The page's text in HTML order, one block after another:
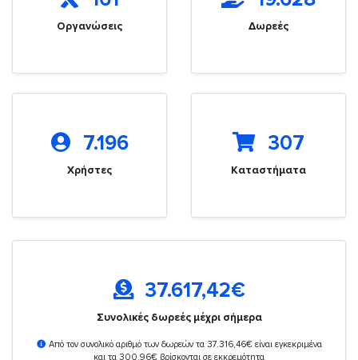
Οργανώσεις Δωρεές
7.196
Χρήστες
307
Καταστήματα
37.617,42€
Συνολικές δωρεές μέχρι σήμερα
Από τον συνολικό αριθμό των δωρεών τα 37.316,46€ είναι εγκεκριμένα
και τα 300,96€ βρίσκονται σε εκκρεμότητα